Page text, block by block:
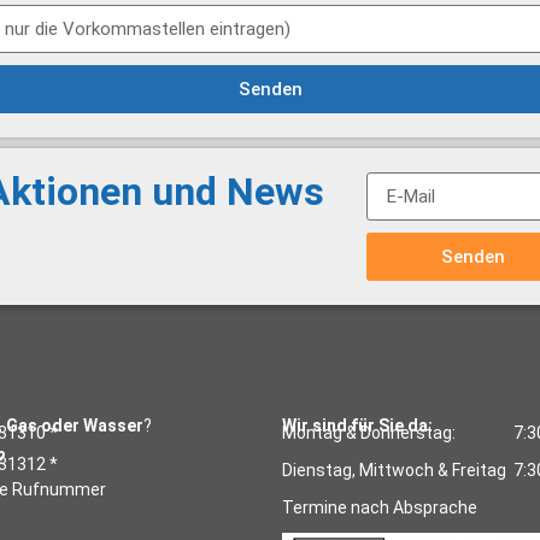
Senden
und News
Senden
Gas oder Wasser?
*
*
Rufnummer
Wir sind für Sie da:
Montag & Donnerstag:
Dienstag, Mittwoch & Freitag
Termine nach Absprache